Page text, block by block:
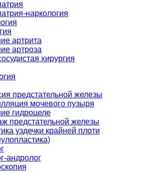
наркология
артрита
артроза
хирургия
предстательной железы
мочевого пузыря
гидроцеле
предстательной железы
уздечки крайней плоти
андролог